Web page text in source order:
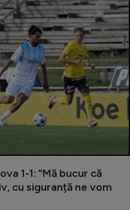
1-1: ”Mă bucur că
cu siguranță ne vom